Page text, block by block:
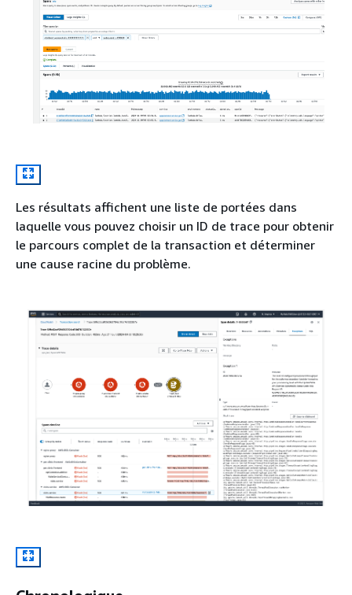
Les résultats affichent une liste de portées dans
laquelle vous pouvez choisir un ID de trace pour obtenir
le parcours complet de la transaction et déterminer
une cause racine du problème.